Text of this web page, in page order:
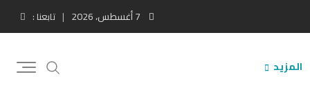
7 أغسطس، 2026 تابعنا :
المزيد